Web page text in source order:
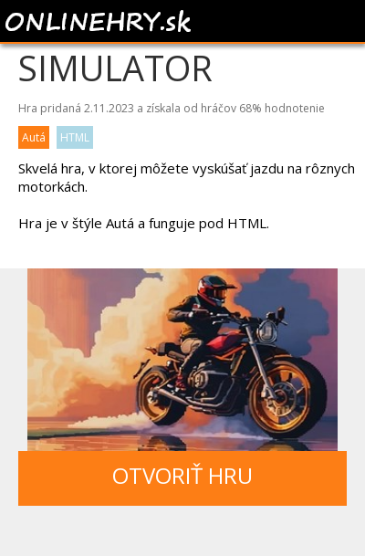
3D MOTO
SIMULATOR
Hra pridaná 2.11.2023 a získala od hráčov 68% hodnotenie
Autá
HTML
Skvelá hra, v ktorej môžete vyskúšať jazdu na rôznych
motorkách.
Hra je v štýle Autá a funguje pod HTML.
OTVORIŤ HRU